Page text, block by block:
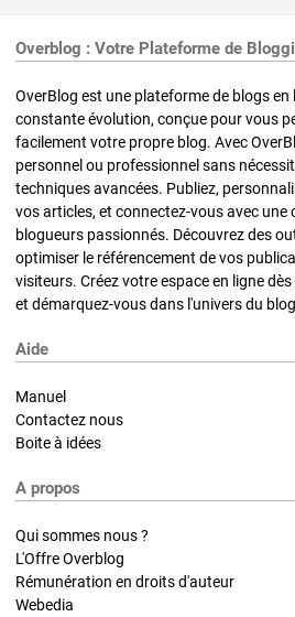
Overblog : Votre Plateforme de
OverBlog est une plateforme de blogs en
constante évolution, conçue pour vous
facilement votre propre blog. Avec
personnel ou professionnel sans
techniques avancées. Publiez,
vos articles, et connectez-vous avec
blogueurs passionnés. Découvrez des
optimiser le référencement de vos
visiteurs. Créez votre espace en ligne
et démarquez-vous dans l'univers du
Aide
Manuel
Contactez nous
Boite à idées
A propos
Qui sommes nous ?
L'Offre Overblog
Rémunération en droits d'auteur
Webedia